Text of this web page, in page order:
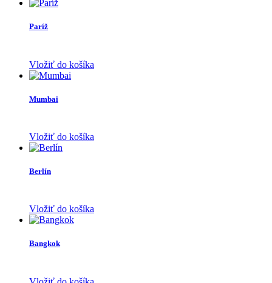
Paríž
Vložiť do košíka
Mumbai
Vložiť do košíka
Berlín
Vložiť do košíka
Bangkok